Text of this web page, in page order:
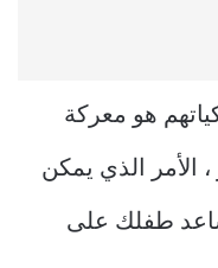
هو معركة
الأمر الذي يمكن
طفلك على